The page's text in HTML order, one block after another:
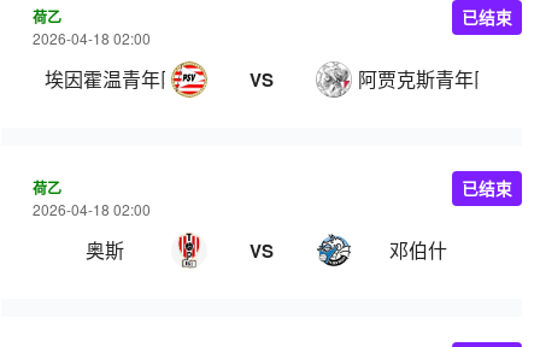
荷乙
2026-04-18 02:00
埃因霍温青年队 VS 阿贾克斯青年队
已结束
荷乙
2026-04-18 02:00
奥斯 VS 邓伯什
已结束